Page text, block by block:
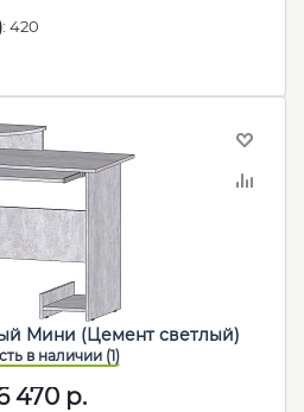
: 420
Мини (Цемент светлый)
470р.